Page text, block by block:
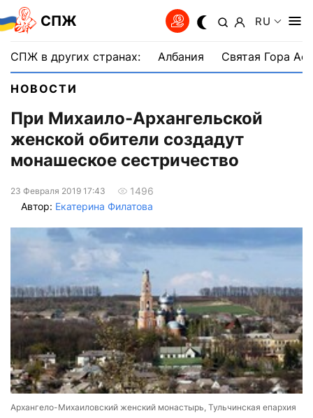
СПЖ RU
СПЖ в других странах: Албания Святая Гора
НОВОСТИ
При Михаило-Архангельской
женской обители создадут
монашеское сестричество
23 Февраля 2019 17:43
1496
Автор: Екатерина Филатова
Архангело-Михаиловский женский монастырь, Тульчинская епархия